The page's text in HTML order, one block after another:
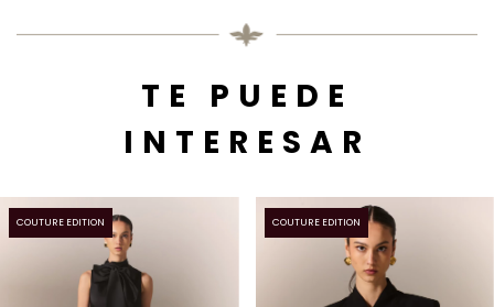
TE PUEDE
INTERESAR
COUTURE EDITION COUTURE EDITION